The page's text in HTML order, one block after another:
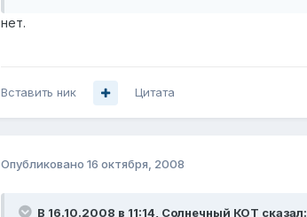
нет.
Вставить ник Цитата
Опубликовано 16 октября, 2008
В 16.10.2008 в 11:14, Солнечный КОТ сказал: